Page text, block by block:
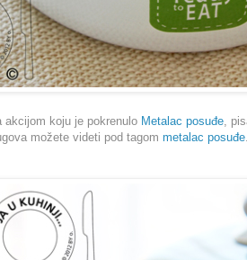
akcijom koju je pokrenulo Metalac posuđe,
možete videti pod tagom metalac posuđe